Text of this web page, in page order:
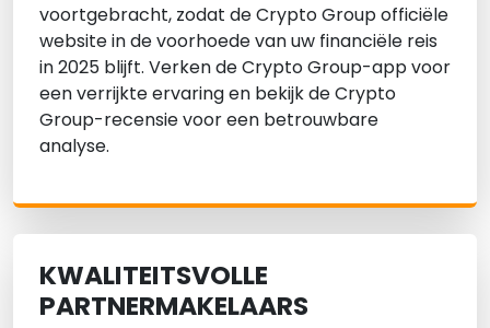
voortgebracht, zodat de Crypto Group officiële
website in de voorhoede van uw financiële reis
in 2025 blijft. Verken de Crypto Group-app voor
een verrijkte ervaring en bekijk de Crypto
Group-recensie voor een betrouwbare
analyse.
KWALITEITSVOLLE
PARTNERMAKELAARS